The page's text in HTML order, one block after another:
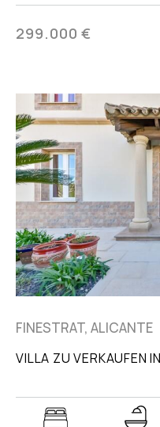
299.000 €
FINESTRAT, ALICANTE
VILLA ZU VERKAUFEN